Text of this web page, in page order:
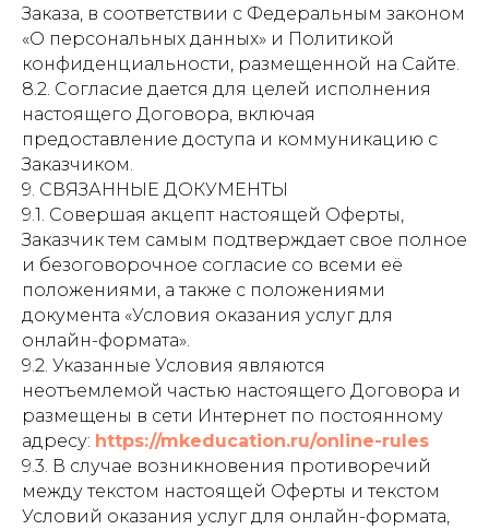
Заказа, в соответствии с Федеральным законом
«О персональных данных» и Политикой
конфиденциальности, размещенной на Сайте.
8.2. Согласие дается для целей исполнения
настоящего Договора, включая
предоставление доступа и коммуникацию с
Заказчиком.
9. СВЯЗАННЫЕ ДОКУМЕНТЫ
9.1. Совершая акцепт настоящей Оферты,
Заказчик тем самым подтверждает свое полное
и безоговорочное согласие со всеми её
положениями, а также с положениями
документа «Условия оказания услуг для
онлайн-формата».
9.2. Указанные Условия являются
неотъемлемой частью настоящего Договора и
размещены в сети Интернет по постоянному
адресу: https://mkeducation.ru/online-rules
9.3. В случае возникновения противоречий
между текстом настоящей Оферты и текстом
Условий оказания услуг для онлайн-формата,